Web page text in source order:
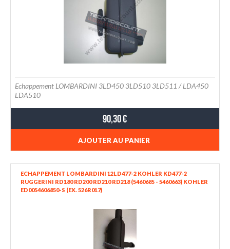
Echappement LOMBARDINI 3LD450 3LD510 3LD511 / LDA450
LDA510
90,30 €
AJOUTER AU PANIER
ECHAPPEMENT LOMBARDINI 12LD477-2 KOHLER KD477-2
RUGGERINI RD180 RD200 RD210 RD218 (5460685 - 5460663) KOHLER
ED0054606850-S (EX. 526R017)